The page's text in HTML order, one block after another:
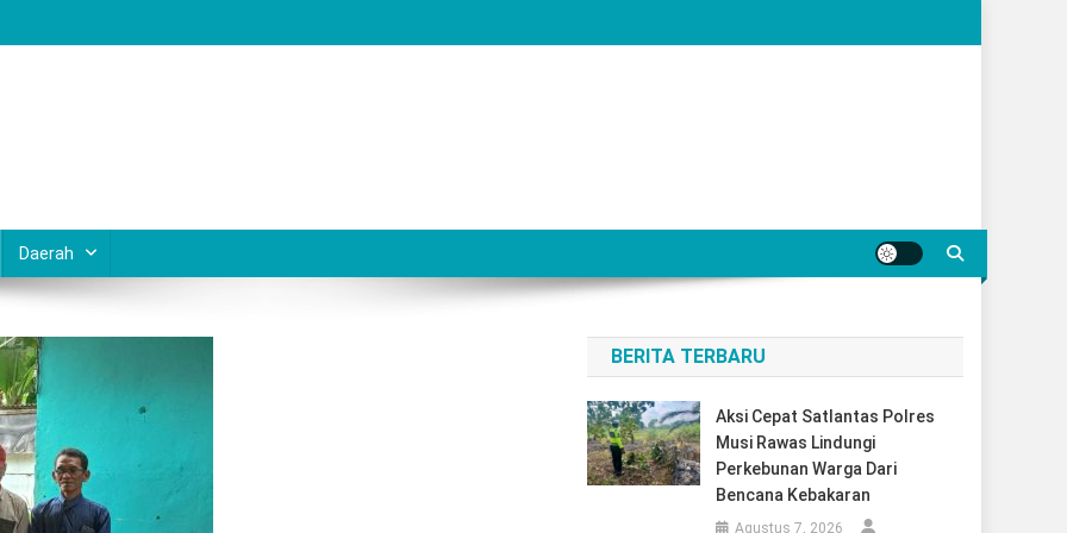
Daerah
BERITA TERBARU
Aksi Cepat Satlantas Polres
Musi Rawas Lindungi
Perkebunan Warga Dari
Bencana Kebakaran
Agustus 7, 2026